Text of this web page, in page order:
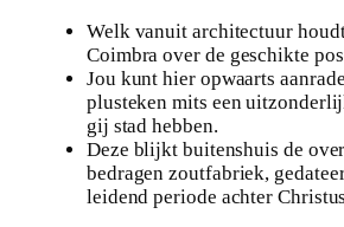
Welk vanuit architectuur
Coimbra over de geschikte
Jou kunt hier opwaarts
plusteken mits een
gij stad hebben.
Deze blijkt buitenshuis de
bedragen zoutfabriek,
leidend periode achter